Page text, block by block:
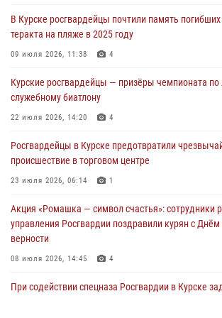
03 августа 2026, 09:46
За прошедшую неделю росгвардейцы Курской
30 июля 2026, 07:00
Курские росгвардейцы приняли участие в
28 июля 2026, 13:17
В Курске росгвардейцы почтили память погибших
теракта на пляже в 2025 году
09 июля 2026, 11:38 4
Курские росгвардейцы — призёры чемпионата по
служебному биатлону
22 июля 2026, 14:20 4
Росгвардейцы в Курске предотвратили
происшествие в торговом центре
23 июля 2026, 06:14 1
Акция «Ромашка — символ счастья»: сотрудники
управления Росгвардии поздравили курян с
верности
08 июля 2026, 14:45 4
При содействии спецназа Росгвардии в Курске